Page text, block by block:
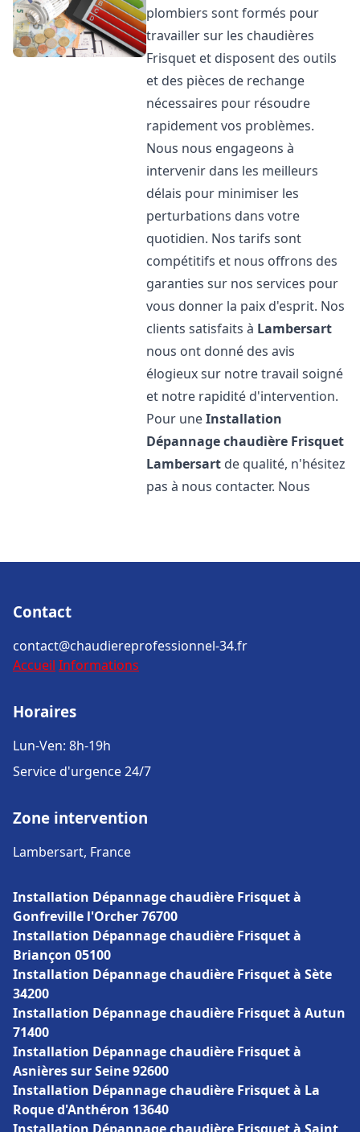
plombiers sont formés pour
travailler sur les chaudières
Frisquet et disposent des outils
et des pièces de rechange
nécessaires pour résoudre
rapidement vos problèmes.
Nous nous engageons à
intervenir dans les meilleurs
délais pour minimiser les
perturbations dans votre
quotidien. Nos tarifs sont
compétitifs et nous offrons des
garanties sur nos services pour
vous donner la paix d'esprit. Nos
clients satisfaits à Lambersart
nous ont donné des avis
élogieux sur notre travail soigné
et notre rapidité d'intervention.
Pour uneInstallation
Dépannage chaudière Frisquet
Lambersart de qualité, n'hésitez
pas à nous contacter. Nous
Contact
contact@chaudiereprofessionnel-34.fr
Accueil Informations
Horaires
Lun-Ven: 8h-19h
Service d'urgence 24/7
Zone intervention
Lambersart, France
Installation Dépannage chaudière Frisquet à
Gonfreville l'Orcher 76700
Installation Dépannage chaudière Frisquet à
Briançon 05100
Installation Dépannage chaudière Frisquet à Sète
34200
Installation Dépannage chaudière Frisquet à Autun
71400
Installation Dépannage chaudière Frisquet à
Asnières sur Seine 92600
Installation Dépannage chaudière Frisquet à La
Roque d'Anthéron 13640